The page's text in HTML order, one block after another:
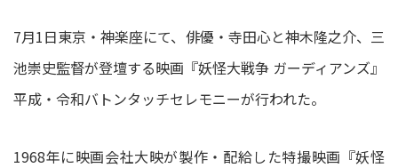
7月1日東京・神楽座にて、俳優・寺田心と神木隆之介、三
池崇史監督が登壇する映画『妖怪大戦争 ガーディアンズ』
平成・令和バトンタッチセレモニーが行われた。
1968年に映画会社大映が製作・配給した特撮映画『妖怪